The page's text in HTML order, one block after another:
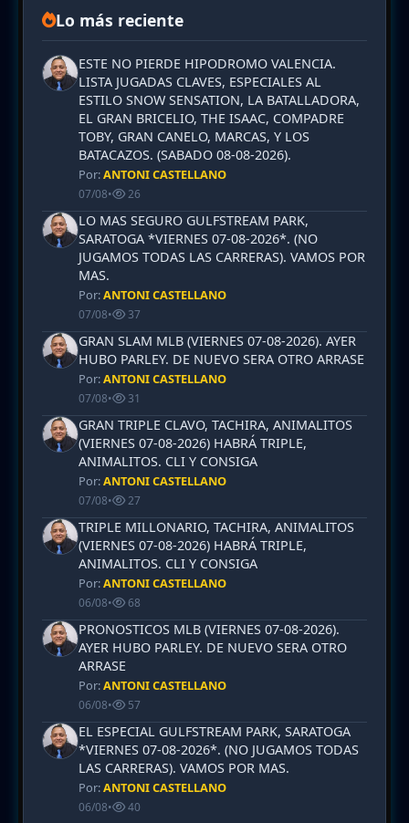
Lo más reciente
ESTE NO PIERDE HIPODROMO VALENCIA.
LISTA JUGADAS CLAVES, ESPECIALES AL
ESTILO SNOW SENSATION, LA BATALLADORA,
EL GRAN BRICELIO, THE ISAAC, COMPADRE
TOBY, GRAN CANELO, MARCAS, Y LOS
BATACAZOS. (SABADO 08-08-2026).
Por:ANTONI CASTELLANO
07/08• 26
LO MAS SEGURO GULFSTREAM PARK,
SARATOGA *VIERNES 07-08-2026*. (NO
JUGAMOS TODAS LAS CARRERAS). VAMOS POR
MAS.
Por:ANTONI CASTELLANO
07/08• 37
GRAN SLAM MLB (VIERNES 07-08-2026). AYER
HUBO PARLEY. DE NUEVO SERA OTRO ARRASE
Por:ANTONI CASTELLANO
07/08• 31
GRAN TRIPLE CLAVO, TACHIRA, ANIMALITOS
(VIERNES 07-08-2026) HABRÁ TRIPLE,
ANIMALITOS. CLI Y CONSIGA
Por:ANTONI CASTELLANO
07/08• 27
TRIPLE MILLONARIO, TACHIRA, ANIMALITOS
(VIERNES 07-08-2026) HABRÁ TRIPLE,
ANIMALITOS. CLI Y CONSIGA
Por:ANTONI CASTELLANO
06/08• 68
PRONOSTICOS MLB (VIERNES 07-08-2026).
AYER HUBO PARLEY. DE NUEVO SERA OTRO
ARRASE
Por:ANTONI CASTELLANO
06/08• 57
EL ESPECIAL GULFSTREAM PARK, SARATOGA
*VIERNES 07-08-2026*. (NO JUGAMOS TODAS
LAS CARRERAS). VAMOS POR MAS.
Por:ANTONI CASTELLANO
06/08• 40